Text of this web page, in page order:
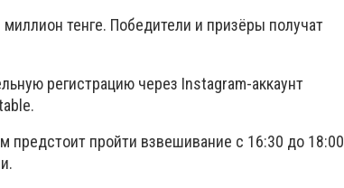
тенге. Победители и призёры получат
регистрацию через Instagram-аккаунт
предстоит пройти взвешивание с 16:30 до 18:00